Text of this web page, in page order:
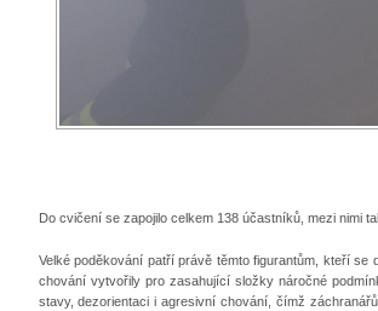
Do cvičení se zapojilo celkem 138 účastníků, mezi nimi
Velké poděkování patří právě těmto figurantům, kteří
chování vytvořily pro zasahující složky náročné
stavy, dezorientaci i agresivní chování, čímž